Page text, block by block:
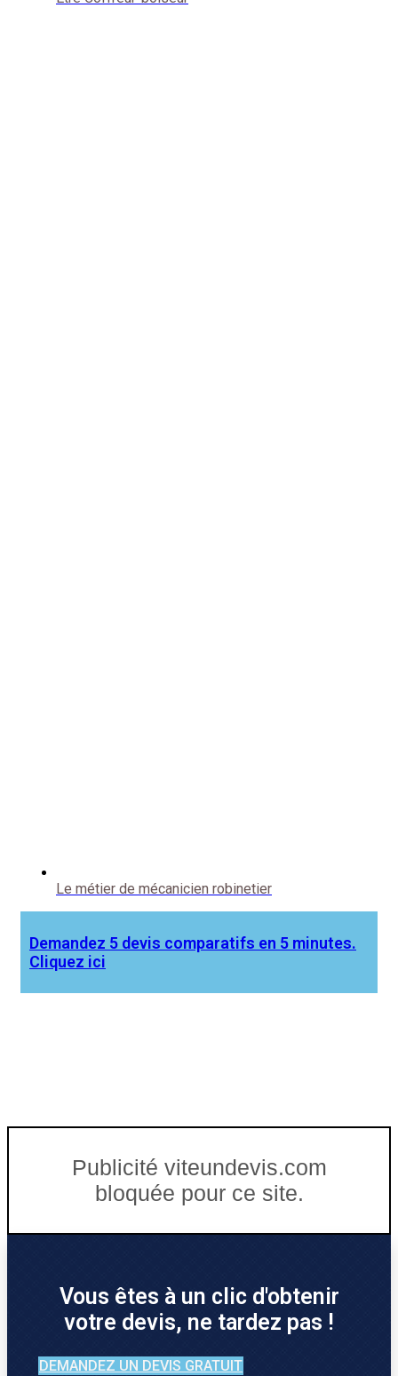
Le métier de mécanicien robinetier
Demandez 5 devis comparatifs en 5 minutes.
Cliquez ici
Publicité viteundevis.com
bloquée pour ce site.
Vous êtes à un clic d'obtenir
votre devis, ne tardez pas !
DEMANDEZ UN DEVIS GRATUIT